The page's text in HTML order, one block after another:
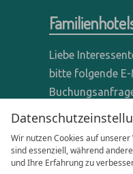
Wir nutzen Cookies auf
sind essenziell, während
und Ihre Erfahrung zu
Liebe
bitte folgende
verwenden -
Anfragen dieser
entsprechenden